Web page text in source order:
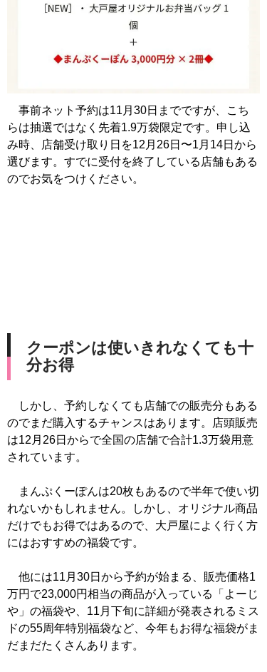
事前ネット予約は11月30日までですが、こち
らは抽選ではなく先着1.9万袋限定です。申し込
み時、店舗受け取り日を12月26日〜1月14日から
選びます。すでに受付を終了している店舗もある
のでお気をつけください。
クーポンは使いきれなくても十
分お得
しかし、予約しなくても店舗での販売分もある
のでまだ購入するチャンスはあります。店頭販売
は12月26日からで全国の店舗で合計1.3万袋用意
されています。
まんぷくーぽんは20枚もあるので半年で使い切
れないかもしれません。しかし、オリジナル商品
だけでもお得ではあるので、大戸屋によく行く方
にはおすすめの福袋です。
他には11月30日から予約が始まる、販売価格1
万円で23,000円相当の商品が入っている「よーじ
や」の福袋や、11月下旬に詳細が発表されるミス
ドの55周年特別福袋など、今年もお得な福袋がま
だまだたくさんあります。